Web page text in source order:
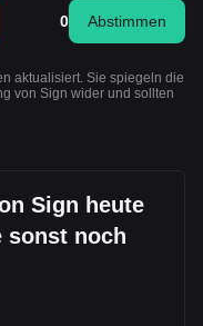
0 Abstimmen
aktualisiert. Sie spiegeln die
von Sign wider und sollten
Sign heute
sonst noch